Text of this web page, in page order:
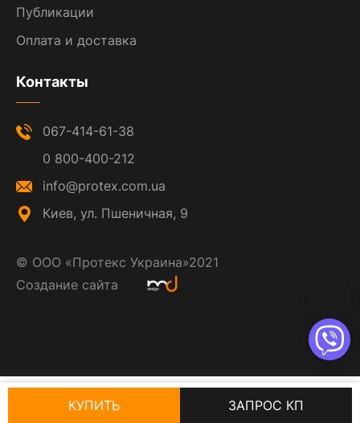
Публикации
Оплата и доставка
Контакты
067-414-61-38
0 800-400-212
info@protex.com.ua
Киев, ул. Пшеничная, 9
© ООО «Протекс Украина»2021
Создание сайта
КУПИТЬ ЗАПРОС КП